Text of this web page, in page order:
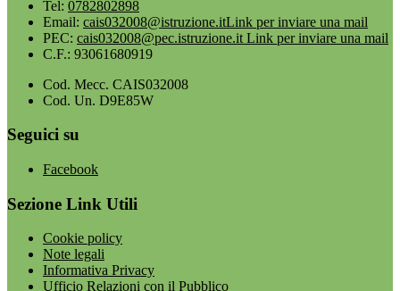
Tel: 0782802898
Email: cais032008@istruzione.itLink per inviare una mail
PEC: cais032008@pec.istruzione.it Link per inviare una mail
C.F.: 93061680919
Cod. Mecc. CAIS032008
Cod. Un. D9E85W
Seguici su
Facebook
Sezione Link Utili
Cookie policy
Note legali
Informativa Privacy
Ufficio Relazioni con il Pubblico